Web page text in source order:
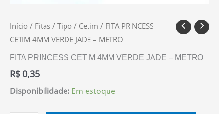
Início / Fitas / Tipo / Cetim / FITA PRINCESS
CETIM 4MM VERDE JADE – METRO
FITA PRINCESS CETIM 4MM VERDE JADE – METRO
R$ 0,35
Disponibilidade: Em estoque